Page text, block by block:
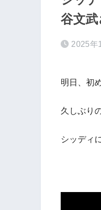
谷文武
2025年
明日、初
久しぶり
シッディ